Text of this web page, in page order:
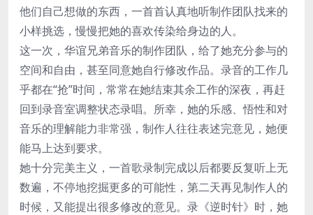
他们自己想做的东西，一首首认真地听制作团队找来的
小样挑选，慢慢把她的喜欢传染给身边的人。
这一次，华谊兄弟音乐的制作团队，给了她充分参与的
空间和自由，甚至同意她自行修改作品。录音的工作几
乎都在“抢”时间，常常在她结束其余工作的深夜，再赶
回到录音室调整状态录唱。所幸，她的乐感、悟性和对
音乐的理解能力非常强，制作人往往表述完意见，她便
能马上达到要求。
她十分完美主义，一首歌录制完成以后都要反复听上无
数遍，不停地挖掘更多的可能性，第二天再见制作人的
时候，又能提出很多修改的意见。录《逆时针》时，她